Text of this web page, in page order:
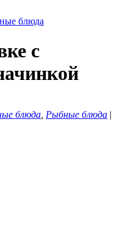
блюда
с
блюда Рыбные блюда |